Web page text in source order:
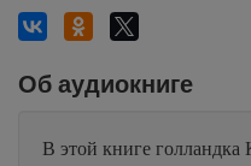
Об аудиокниге
В этой книге